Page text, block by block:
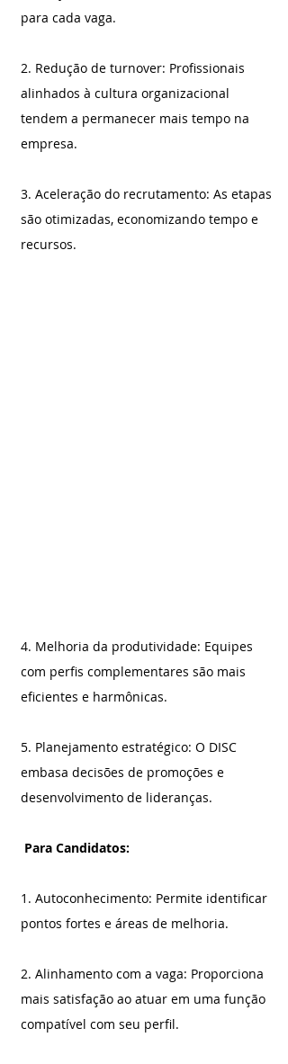
para cada vaga.
2. Redução de turnover: Profissionais
alinhados à cultura organizacional
tendem a permanecer mais tempo na
empresa.
3. Aceleração do recrutamento: As etapas
são otimizadas, economizando tempo e
recursos.
4. Melhoria da produtividade: Equipes
com perfis complementares são mais
eficientes e harmônicas.
5. Planejamento estratégico: O DISC
embasa decisões de promoções e
desenvolvimento de lideranças.
Para Candidatos:
1. Autoconhecimento: Permite identificar
pontos fortes e áreas de melhoria.
2. Alinhamento com a vaga: Proporciona
mais satisfação ao atuar em uma função
compatível com seu perfil.